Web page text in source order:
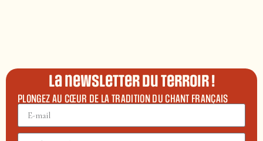
La newsletter du terroir !
PLONGEZ AU CŒUR DE LA TRADITION DU CHANT FRANÇAIS